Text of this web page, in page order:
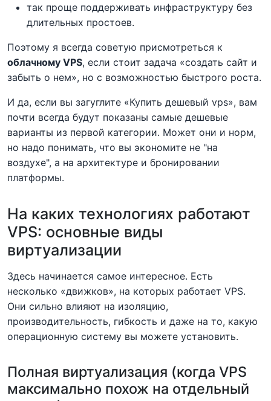
так проще поддерживать инфраструктуру без
длительных простоев.
Поэтому я всегда советую присмотреться к
облачному VPS, если стоит задача «создать сайт и
забыть о нем», но с возможностью быстрого роста.
И да, если вы загуглите «Купить дешевый vps», вам
почти всегда будут показаны самые дешевые
варианты из первой категории. Может они и норм,
но надо понимать, что вы экономите не "на
воздухе", а на архитектуре и бронировании
платформы.
На каких технологиях работают
VPS: основные виды
виртуализации
Здесь начинается самое интересное. Есть
несколько «движков», на которых работает VPS.
Они сильно влияют на изоляцию,
производительность, гибкость и даже на то, какую
операционную систему вы можете установить.
Полная виртуализация (когда VPS
максимально похож на отдельный